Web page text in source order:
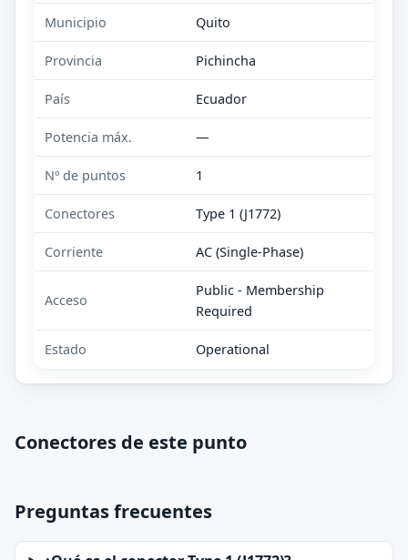
Municipio Quito
Provincia Pichincha
País Ecuador
Potencia máx. —
Nº de puntos 1
Conectores Type 1 (J1772)
Corriente AC (Single-Phase)
Acceso
Public - Membership
Required
Estado Operational
Conectores de este punto
Preguntas frecuentes